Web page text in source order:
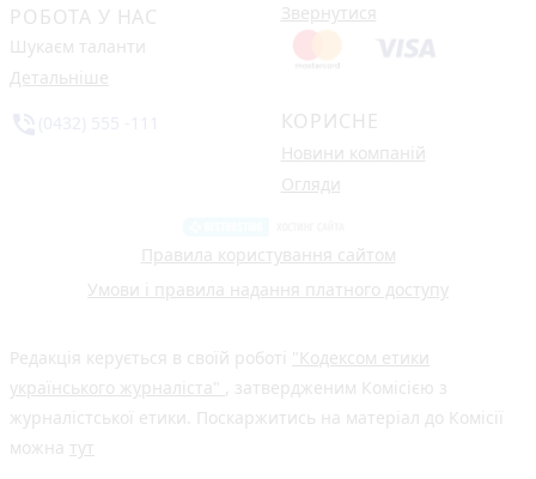
РОБОТА У НАС
Шукаєм таланти
Детальніше
Звернутися
КОРИСНЕ
Новини компаній
Огляди
Правила користування сайтом
Умови і правила надання платного доступу
Редакція керується в своїй роботі "Кодексом етики
українського журналіста" , затвердженим Комісією з
журналістської етики. Поскаржитись на матеріал до Комісії
можна тут